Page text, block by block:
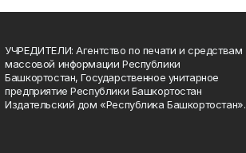
УЧРЕДИТЕЛИ: Агентство по печати и средствам
массовой информации Республики
Башкортостан, Государственное унитарное
предприятие Республики Башкортостан
Издательский дом «Республика Башкортостан».